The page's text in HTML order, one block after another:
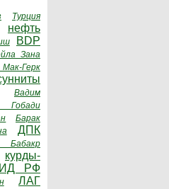
Турция
нефть
BDP
Зана
Герк
Вадим
Гобади
Барак
ДПК
Бабакр
курды-
РФ
ЛАГ